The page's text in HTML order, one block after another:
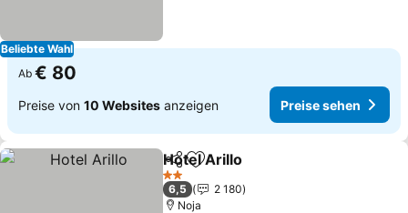
Beliebte Wahl
Ab € 80
Preise von 10 Websites anzeigen Preise sehen
TeilenZu Favoriten hinzufügen
Hotel Arillo
2 Sterne
6,5
2 180
Noja